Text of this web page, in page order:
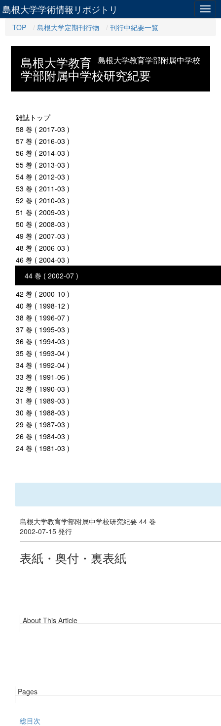
島根大学学術情報リポジトリ
TOP 島根大学定期刊行物 刊行中紀要一覧
島根大学教育学部附属中学校
島根大学教育
学部附属中学校研究紀要
雑誌トップ
58 巻 ( 2017-03 )
57 巻 ( 2016-03 )
56 巻 ( 2014-03 )
55 巻 ( 2013-03 )
54 巻 ( 2012-03 )
53 巻 ( 2011-03 )
52 巻 ( 2010-03 )
51 巻 ( 2009-03 )
50 巻 ( 2008-03 )
49 巻 ( 2007-03 )
48 巻 ( 2006-03 )
46 巻 ( 2004-03 )
44 巻 ( 2002-07 )
42 巻 ( 2000-10 )
40 巻 ( 1998-12 )
38 巻 ( 1996-07 )
37 巻 ( 1995-03 )
36 巻 ( 1994-03 )
35 巻 ( 1993-04 )
34 巻 ( 1992-04 )
33 巻 ( 1991-06 )
32 巻 ( 1990-03 )
31 巻 ( 1989-03 )
30 巻 ( 1988-03 )
29 巻 ( 1987-03 )
26 巻 ( 1984-03 )
24 巻 ( 1981-03 )
島根大学教育学部附属中学校研究紀要 44 巻
2002-07-15 発行
表紙・奥付・裏表紙
About This Article
Pages
総目次